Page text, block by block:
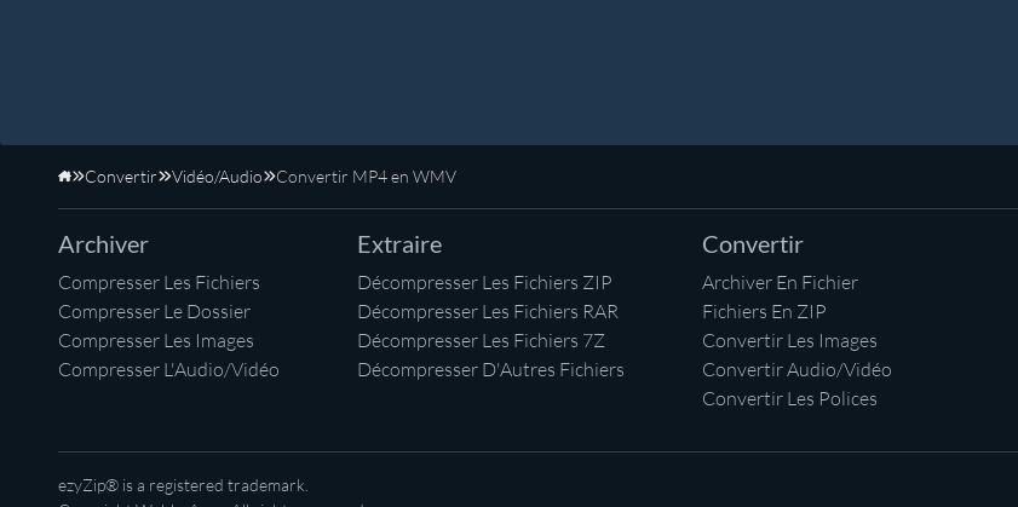
Accueil
Convertir Vidéo/Audio Convertir MP4 en WMV
Archiver
Compresser Les Fichiers
Compresser Le Dossier
Compresser Les Images
Compresser L'Audio/Vidéo
Extraire
Décompresser Les Fichiers ZIP
Décompresser Les Fichiers RAR
Décompresser Les Fichiers 7Z
Décompresser D'Autres Fichiers
Convertir
Archiver En Fichier
Fichiers En ZIP
Convertir Les Images
Convertir Audio/Vidéo
Convertir Les Polices
ezyZip® is a registered trademark.